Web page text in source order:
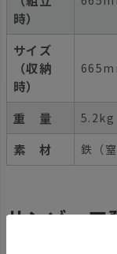
時）
サイズ
（収納
時）
重 量 5.2kg
素 材 鉄（
サンゾー